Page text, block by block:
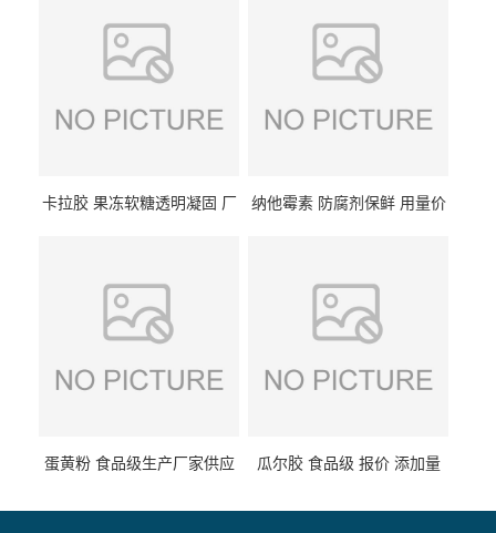
卡拉胶 果冻软糖透明凝固 厂
纳他霉素 防腐剂保鲜 用量价
蛋黄粉 食品级生产厂家供应 瓜尔胶 食品级 报价 添加量